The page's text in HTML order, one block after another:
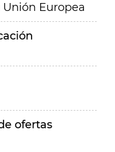
Europea
ofertas